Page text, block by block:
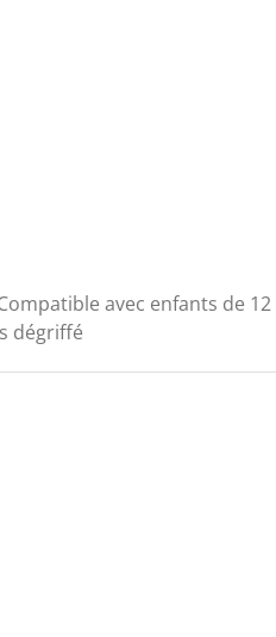
avec enfants de 12
dégriffé